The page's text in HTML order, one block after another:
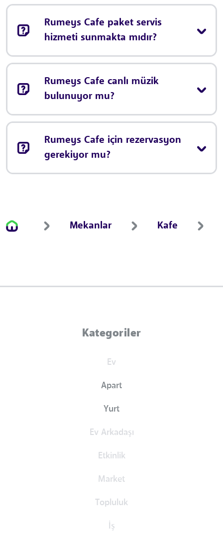
Rumeys Cafe paket servis
hizmeti sunmakta mıdır?
Rumeys Cafe canlı müzik
bulunuyor mu?
Rumeys Cafe için rezervasyon
gerekiyor mu?
Mekanlar Kafe
Kategoriler
Ev
Apart
Yurt
Ev Arkadaşı
Etkinlik
Market
Topluluk
İş